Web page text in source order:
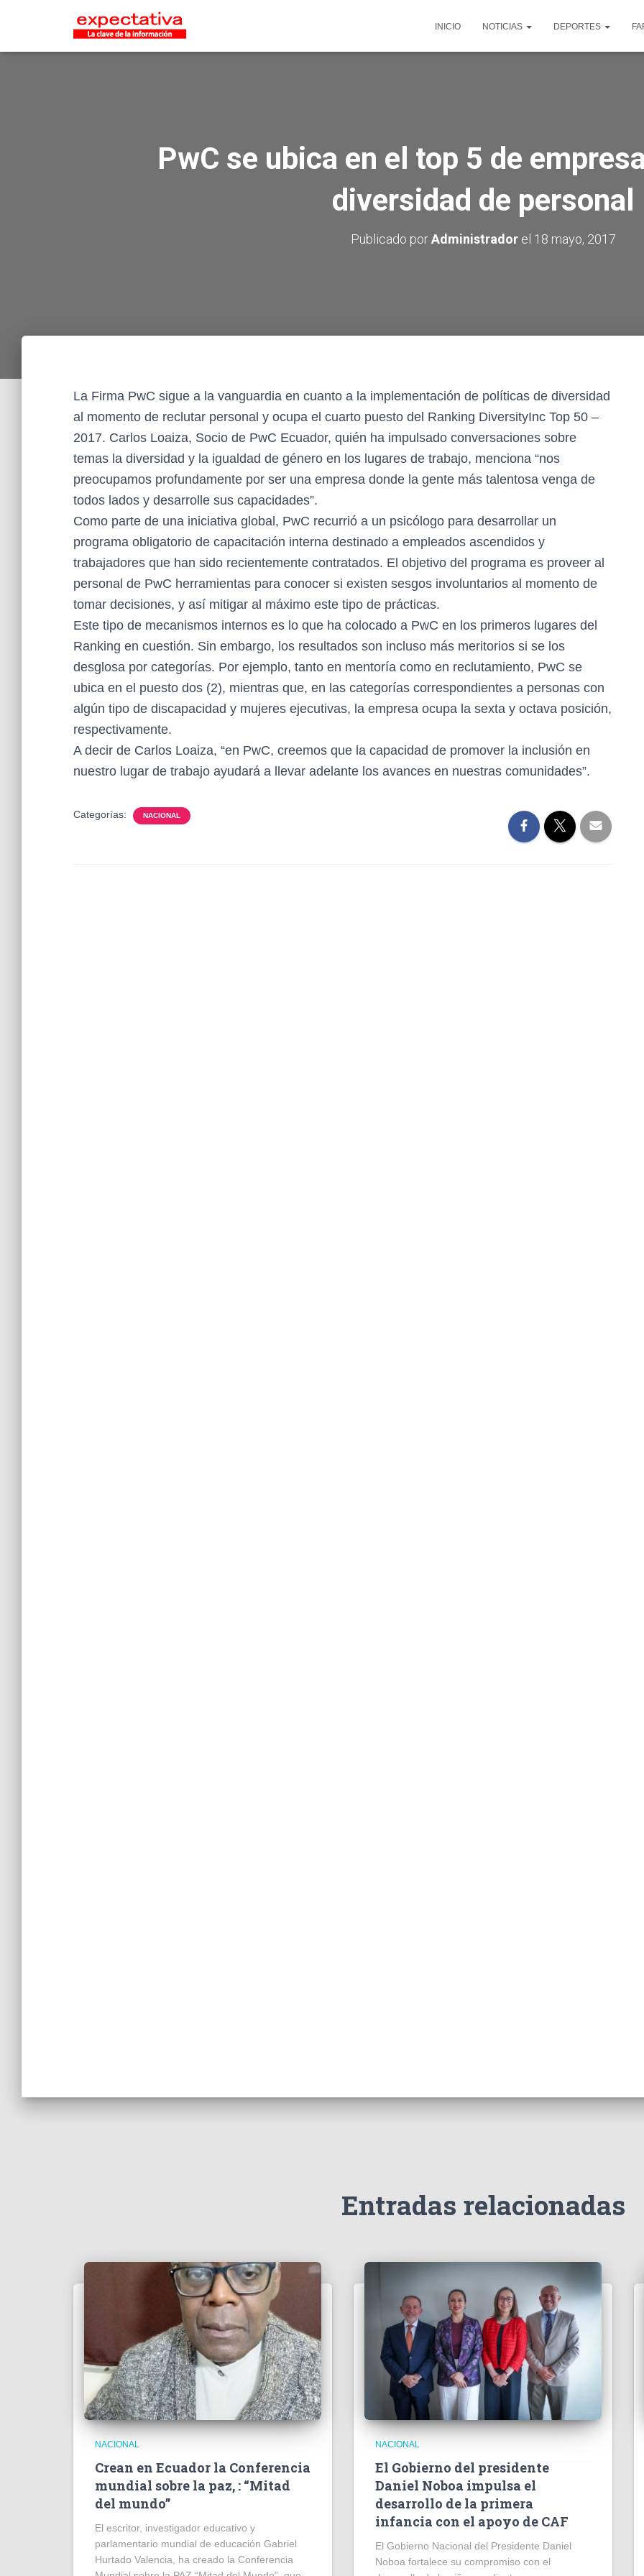
INICIO NOTICIAS DEPORTES
PwC se ubica en el top 5 de
diversidad de personal
Publicado porAdministradorel 18 mayo, 2017
La Firma PwC sigue a la vanguardia en cuanto a la implementación de políticas de diversidad
al momento de reclutar personal y ocupa el cuarto puesto del Ranking DiversityInc Top 50 –
2017. Carlos Loaiza, Socio de PwC Ecuador, quién ha impulsado conversaciones sobre
temas la diversidad y la igualdad de género en los lugares de trabajo, menciona “nos
preocupamos profundamente por ser una empresa donde la gente más talentosa venga de
todos lados y desarrolle sus capacidades”.
Como parte de una iniciativa global, PwC recurrió a un psicólogo para desarrollar un
programa obligatorio de capacitación interna destinado a empleados ascendidos y
trabajadores que han sido recientemente contratados. El objetivo del programa es proveer al
personal de PwC herramientas para conocer si existen sesgos involuntarios al momento de
tomar decisiones, y así mitigar al máximo este tipo de prácticas.
Este tipo de mecanismos internos es lo que ha colocado a PwC en los primeros lugares del
Ranking en cuestión. Sin embargo, los resultados son incluso más meritorios si se los
desglosa por categorías. Por ejemplo, tanto en mentoría como en reclutamiento, PwC se
ubica en el puesto dos (2), mientras que, en las categorías correspondientes a personas con
algún tipo de discapacidad y mujeres ejecutivas, la empresa ocupa la sexta y octava posición,
respectivamente.
A decir de Carlos Loaiza, “en PwC, creemos que la capacidad de promover la inclusión en
nuestro lugar de trabajo ayudará a llevar adelante los avances en nuestras comunidades”.
Categorías: NACIONAL
Entradas relacionadas
NACIONAL
Crean en Ecuador la Conferencia
mundial sobre la paz, : “Mitad
del mundo”
El escritor, investigador educativo y
parlamentario mundial de educación Gabriel
Hurtado Valencia, ha creado la Conferencia
NACIONAL
El Gobierno del presidente
Daniel Noboa impulsa el
desarrollo de la primera
infancia con el apoyo de CAF
El Gobierno Nacional del Presidente Daniel
Noboa fortalece su compromiso con el